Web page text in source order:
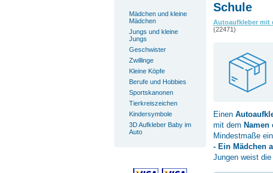
Mädchen und kleine
Mädchen
Jungs und kleine
Jungs
Geschwister
Zwillinge
Kleine Köpfe
Berufe und Hobbies
Sportskanonen
Tierkreiszeichen
Kindersymbole
3D Aufkleber Baby im
Auto
Schule
Autoaufkleber mit
(22471)
Einen
mit dem Namen
Mindestmaße
- Ein Mädchen
Jungen weist